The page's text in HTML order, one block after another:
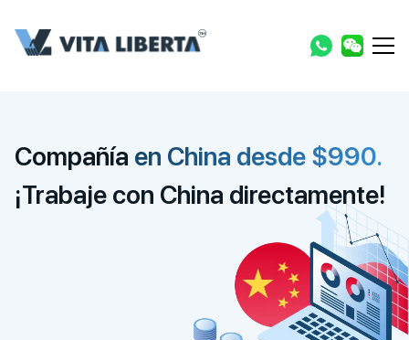
Compañía en China desde $990.
¡Trabaje con China directamente!